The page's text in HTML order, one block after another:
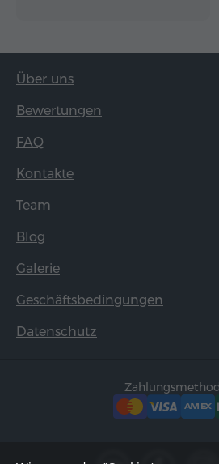
Über uns
Bewertungen
FAQ
Kontakte
Team
Blog
Galerie
Geschäftsbedingungen
Datenschutz